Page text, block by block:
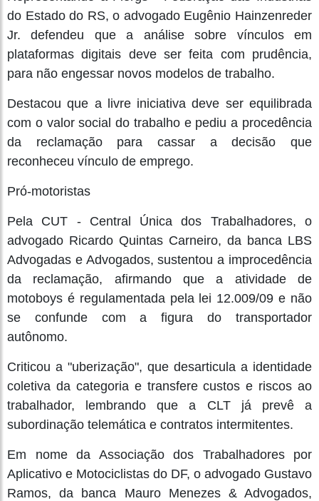
do Estado do RS, o advogado Eugênio Hainzenreder
Jr. defendeu que a análise sobre vínculos em
plataformas digitais deve ser feita com prudência,
para não engessar novos modelos de trabalho.
Destacou que a livre iniciativa deve ser equilibrada
com o valor social do trabalho e pediu a procedência
da reclamação para cassar a decisão que
reconheceu vínculo de emprego.
Pró-motoristas
Pela CUT - Central Única dos Trabalhadores, o
advogado Ricardo Quintas Carneiro, da banca LBS
Advogadas e Advogados, sustentou a improcedência
da reclamação, afirmando que a atividade de
motoboys é regulamentada pela lei 12.009/09 e não
se confunde com a figura do transportador
autônomo.
Criticou a "uberização", que desarticula a identidade
coletiva da categoria e transfere custos e riscos ao
trabalhador, lembrando que a CLT já prevê a
subordinação telemática e contratos intermitentes.
Em nome da Associação dos Trabalhadores por
Aplicativo e Motociclistas do DF, o advogado Gustavo
Ramos, da banca Mauro Menezes & Advogados,